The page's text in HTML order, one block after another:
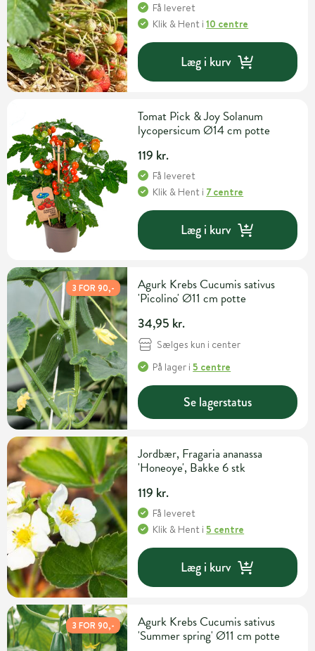
Få leveret
Klik & Hent i10 centre
Læg i kurv
Tomat Pick & Joy Solanum
lycopersicum Ø14 cm potte
119 kr.
Få leveret
Klik & Hent i 7 centre
Læg i kurv
3 FOR 90,-
Agurk Krebs Cucumis sativus
'Picolino' Ø11 cm potte
34,95 kr.
Sælges kun i center
På lager i5 centre
Se lagerstatus
Jordbær, Fragaria ananassa
'Honeoye', Bakke 6 stk
119 kr.
Få leveret
Klik & Hent i5 centre
Læg i kurv
3 FOR 90,-
Agurk Krebs Cucumis sativus
'Summer spring' Ø11 cm potte